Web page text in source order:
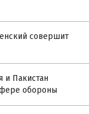
совершит
и Пакистан
обороны